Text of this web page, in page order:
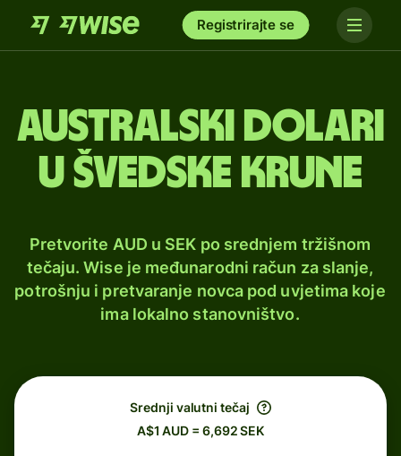
Registrirajte se
Australski dolari
u švedske krune
Pretvorite AUD u SEK po srednjem tržišnom
tečaju. Wise je međunarodni račun za slanje,
potrošnju i pretvaranje novca pod uvjetima koje
ima lokalno stanovništvo.
Srednji valutni tečaj
A$1 AUD = 6,692 SEK